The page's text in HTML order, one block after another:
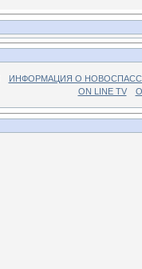
ИНФОРМАЦИЯ О
ON LINE TV